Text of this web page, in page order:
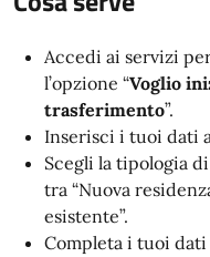
Accedi ai servizi
l’opzione “Voglio
trasferimento”.
Inserisci i tuoi dati
Scegli la tipologia
tra “Nuova
esistente”.
Completa i tuoi dati